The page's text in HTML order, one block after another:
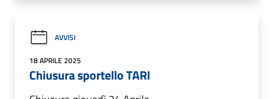
AVVISI
18 APRILE 2025
Chiusura sportello TARI